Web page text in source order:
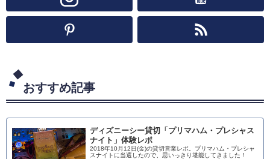
おすすめ記事
ディズニーシー貸切「プリマハム・プレシャス
ナイト」体験レポ
2018年10月12日(金)の貸切営業レポ。プリマハム・プレシャ
スナイトに当選したので、思いっきり堪能してきました！